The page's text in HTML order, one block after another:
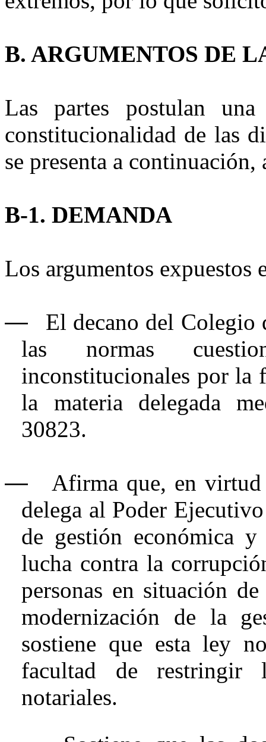
B. ARGUMENTOS DE
Las partes postulan
constitucionalidad de las
se presenta a continuación,
B-1. DEMANDA
Los argumentos expuestos
― El decano del Colegio
las normas
inconstitucionales por la
la materia delegada
30823.
―
Afirma que, en
delega al Poder
de gestión económica
lucha contra la
personas en situación
modernización de la
sostiene que esta ley
facultad de restringir
notariales.